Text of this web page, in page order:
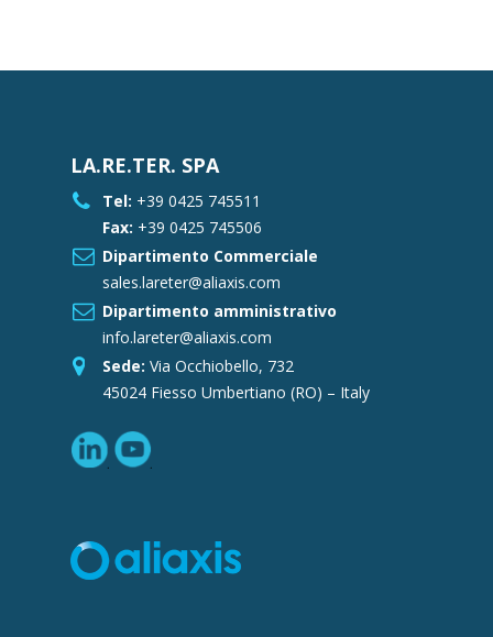
LA.RE.TER. SPA
Tel: +39 0425 745511
Fax: +39 0425 745506
Dipartimento Commerciale
sales.lareter@aliaxis.com
Dipartimento amministrativo
info.lareter@aliaxis.com
Sede: Via Occhiobello, 732
45024 Fiesso Umbertiano (RO) – Italy